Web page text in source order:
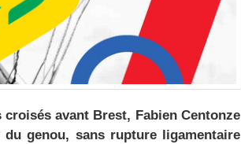
avant Brest, Fabien Centonze
genou, sans rupture ligamentaire